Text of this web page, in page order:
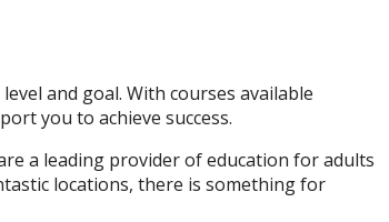
and goal. With courses available
you to achieve success.
a leading provider of education for adults
locations, there is something for